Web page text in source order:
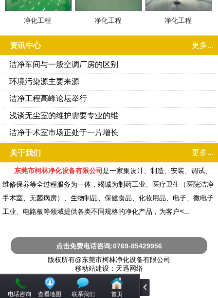
净化工程 净化工程 净化工程
资讯中心 更多...
洁净车间与一般空调厂房的区别
环境污染源主要来源
洁净工程高峰论坛举行
浅谈无尘室的维护需要专业的维
洁净手术室市场正处于一片增长
关于我们 更多...
东莞市柯林净化设备有限公司是一家集设计、制造、安装、调试、
维修保养等全过程服务为一体，竭诚为制药工业、医疗卫生（医院洁净
手术室、无菌病房）、生物制品、保健食品、化妆用品、电子、微电子
工业、电路板等领域提供各类不同规格的净化产品，为客户<...
点击免费电话咨询:0769-85429956
版权所有@东莞市柯林净化设备有限公司
移动站建设：天迅网络
电话咨询 查看地图 联系我们 首页